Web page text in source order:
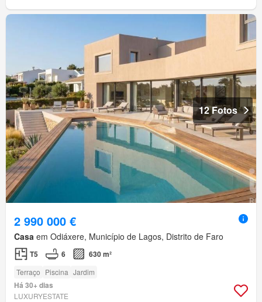
12 Fotos
2 990 000 €
Casa em Odiáxere, Município de Lagos, Distrito de Faro
T5 6 630 m²
Terraço Piscina Jardim
Há 30+ dias
LUXURYESTATE